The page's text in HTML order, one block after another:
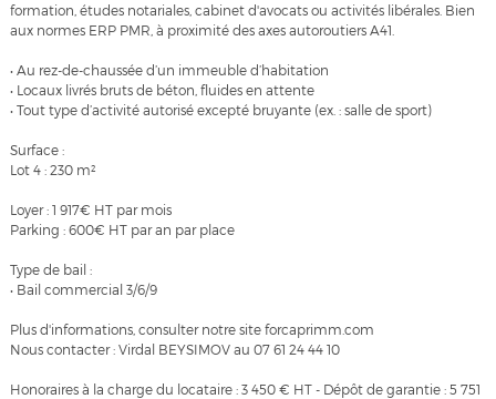
formation, études notariales, cabinet d'avocats ou activités libérales. Bien
aux normes ERP PMR, à proximité des axes autoroutiers A41.
• Au rez-de-chaussée d’un immeuble d’habitation
• Locaux livrés bruts de béton, fluides en attente
• Tout type d’activité autorisé excepté bruyante (ex. : salle de sport)
Surface :
Lot 4 : 230 m²
Loyer : 1 917€ HT par mois
Parking : 600€ HT par an par place
Type de bail :
• Bail commercial 3/6/9
Plus d'informations, consulter notre site forcaprimm.com
Nous contacter : Virdal BEYSIMOV au 07 61 24 44 10
Honoraires à la charge du locataire : 3 450 € HT - Dépôt de garantie : 5 751